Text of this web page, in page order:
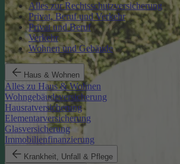
Alles zur Rechtsschutzversicherung
Privat, Beruf und Verkehr
Privat und Beruf
Verkehr
Wohnen und Gebäude
Haus & Wohnen
Alles zu Haus & Wohnen
Wohngebäudeversicherung
Hausratversicherung
Elementarversicherung
Glasversicherung
Immobilienfinanzierung
Krankheit, Unfall & Pflege